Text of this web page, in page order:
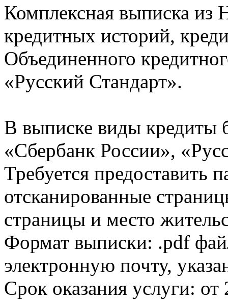
Комплексная выписка из
кредитных историй,
Объединенного
«Русский Стандарт».
В выписке виды кредиты
«Сбербанк России»,
Требуется предоставить
отсканированные
страницы и место
Формат выписки: .pdf
электронную почту,
Срок оказания услуги: от